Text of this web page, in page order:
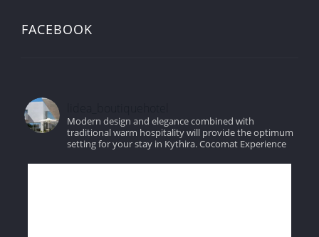
FACEBOOK
Modern design and elegance combined with
traditional warm hospitality will provide the optimum
setting for your stay in Kythira.Cocomat Experience